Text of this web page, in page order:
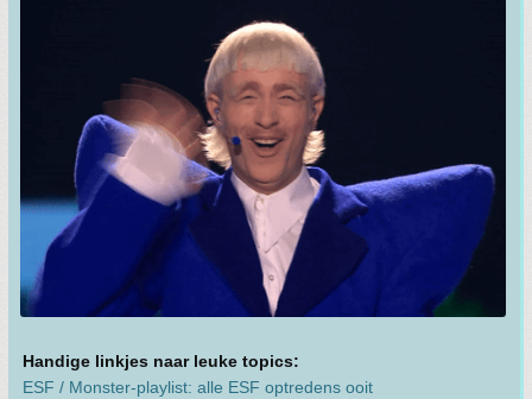
Handige linkjes naar leuke topics:
ESF / Monster-playlist: alle ESF optredens ooit